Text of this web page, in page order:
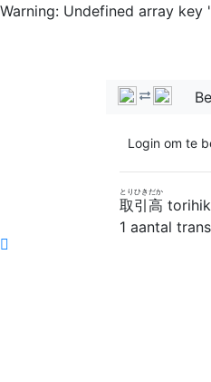
Warning: Undefined array
Login om te
取引高
とりひきだか
1 aantal